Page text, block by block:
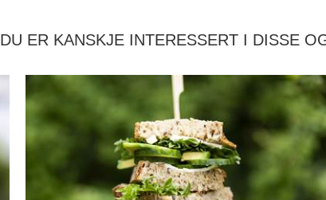
DU ER KANSKJE INTERESSERT I DISSE